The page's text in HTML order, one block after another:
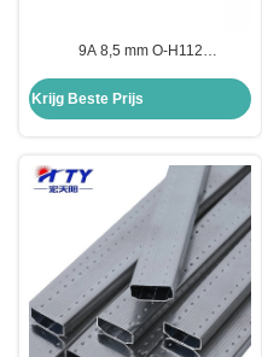
9A 8,5 mm O-H112
voor ramen en deuren Veiligheid
optie
Krijg Beste Prijs